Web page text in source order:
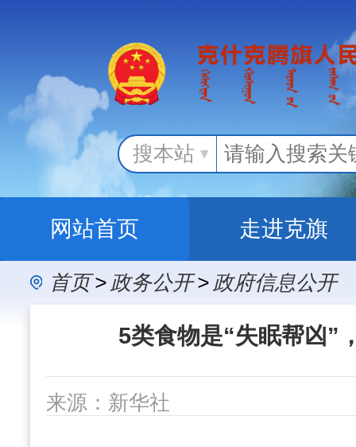
搜本站
网站首页 走进克旗
办事服务 政民
首页 > 政务公开 > 政府信息公开
5类食物是“失眠帮凶”
来源：新华社